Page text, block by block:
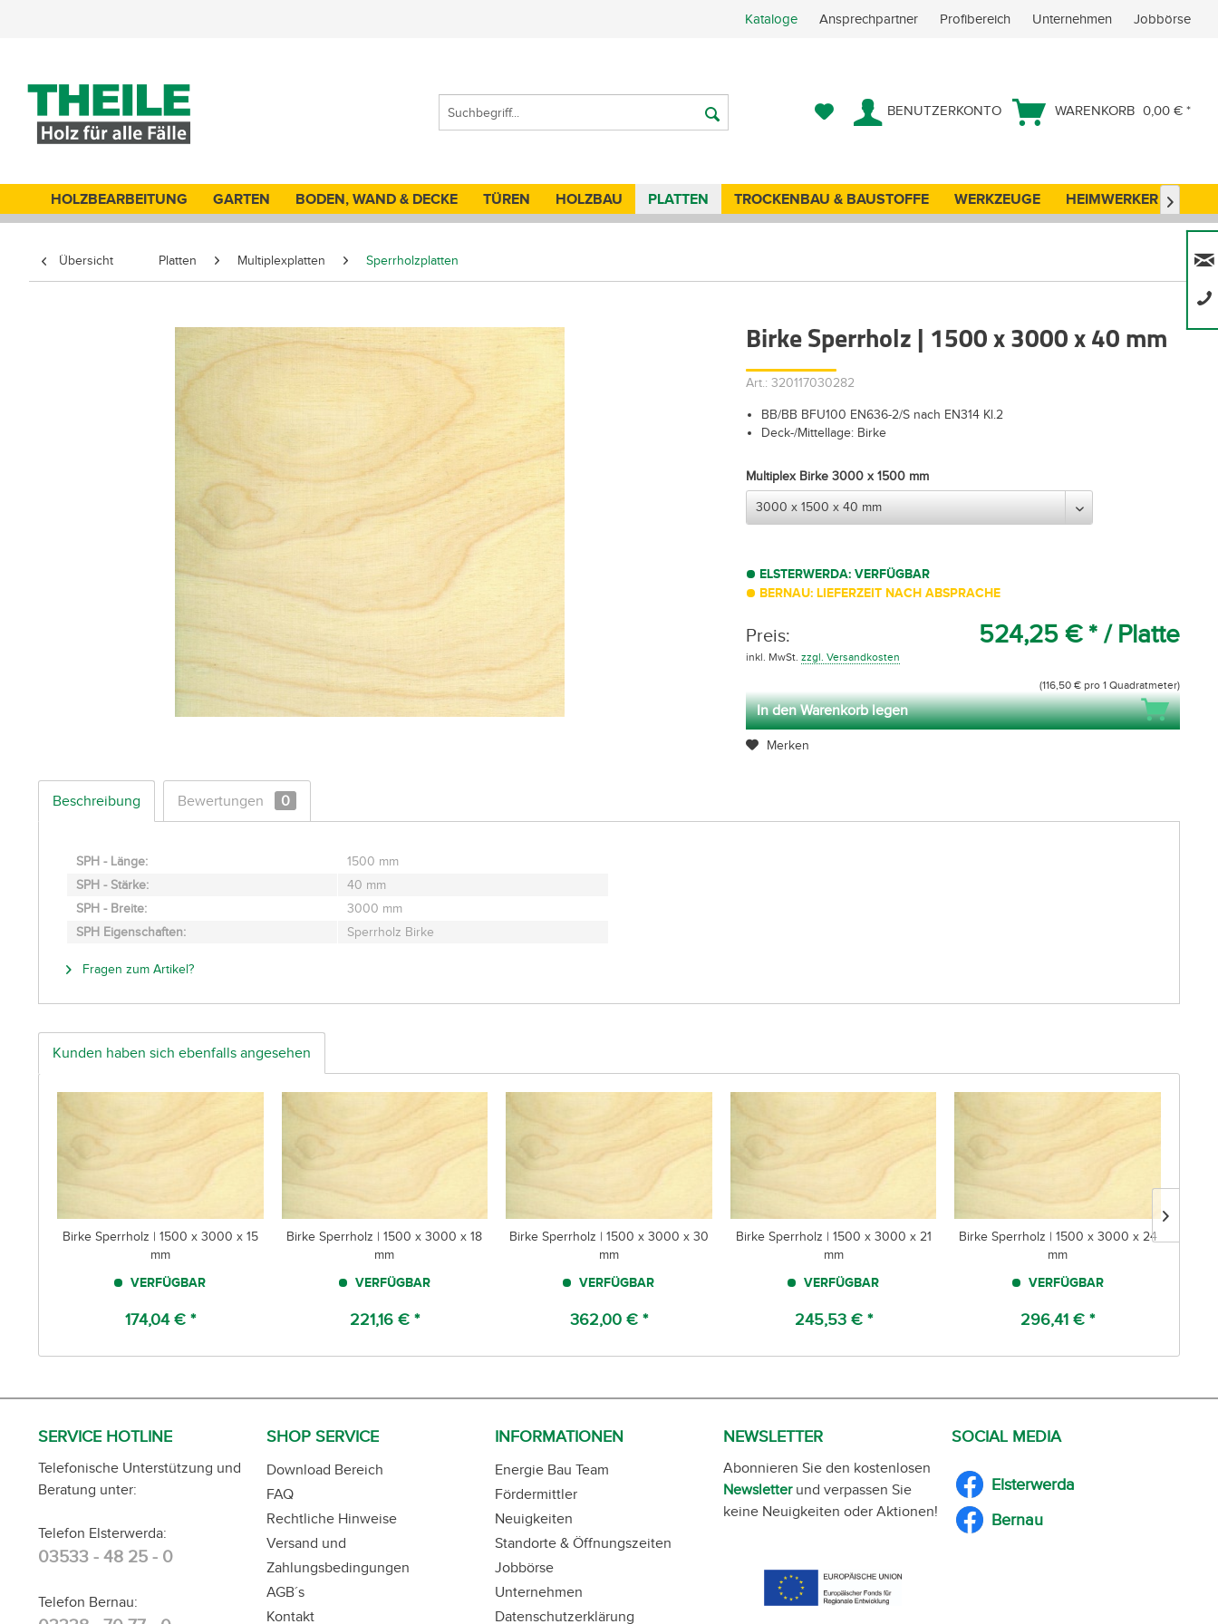
Kataloge Ansprechpartner Profibereich Unternehmen Jobbörse
BENUTZERKONTO WARENKORB 0,00 € *
HOLZBEARBEITUNG GARTEN BODEN, WAND & DECKE TÜREN HOLZBAU PLATTEN TROCKENBAU & BAUSTOFFE WERKZEUGE HEIMWERKER 
Übersicht Platten Multiplexplatten Sperrholzplatten
Birke Sperrholz | 1500 x 3000 x 40 mm
Art.: 320117030282
BB/BB BFU100 EN636-2/S nach EN314 Kl.2
Deck-/Mittellage: Birke
Multiplex Birke 3000 x 1500 mm
ELSTERWERDA: VERFÜGBAR
BERNAU: LIEFERZEIT NACH ABSPRACHE
Preis: 524,25 € * / Platte
inkl. MwSt.zzgl. Versandkosten
(116,50 € pro 1 Quadratmeter)
In den Warenkorb legen
Merken
Beschreibung Bewertungen 0
SPH - Länge:
1500 mm
SPH - Stärke:
40 mm
SPH - Breite:
3000 mm
SPH Eigenschaften:
Sperrholz Birke
Fragen zum Artikel?
Kunden haben sich ebenfalls angesehen
Birke Sperrholz | 1500 x 3000 x 15
mm
VERFÜGBAR
174,04 € *
Birke Sperrholz | 1500 x 3000 x 18
mm
VERFÜGBAR
221,16 € *
Birke Sperrholz | 1500 x 3000 x 30
mm
VERFÜGBAR
362,00 € *
Birke Sperrholz | 1500 x 3000 x 21
mm
VERFÜGBAR
245,53 € *
Birke Sperrholz | 1500 x 3000 x 24
mm
VERFÜGBAR
296,41 € *
SERVICE HOTLINE
Telefonische Unterstützung und
Beratung unter:
Telefon Elsterwerda:
03533 - 48 25 - 0
Telefon Bernau:
SHOP SERVICE
Download Bereich
FAQ
Rechtliche Hinweise
Versand und
Zahlungsbedingungen
AGB´s
Kontakt
INFORMATIONEN
Energie Bau Team
Fördermittler
Neuigkeiten
Standorte & Öffnungszeiten
Jobbörse
Unternehmen
Datenschutzerklärung
NEWSLETTER
Abonnieren Sie den kostenlosen
Newsletterund verpassen Sie
keine Neuigkeiten oder Aktionen!
SOCIAL MEDIA
Elsterwerda
Bernau